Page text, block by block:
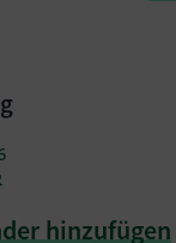
hinzufügen